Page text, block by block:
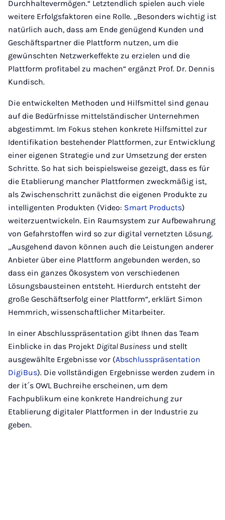
Durchhaltevermögen.“ Letztendlich spielen auch viele
weitere Erfolgsfaktoren eine Rolle. „Besonders wichtig ist
natürlich auch, dass am Ende genügend Kunden und
Geschäftspartner die Plattform nutzen, um die
gewünschten Netzwerkeffekte zu erzielen und die
Plattform profitabel zu machen“ ergänzt Prof. Dr. Dennis
Kundisch.
Die entwickelten Methoden und Hilfsmittel sind genau
auf die Bedürfnisse mittelständischer Unternehmen
abgestimmt. Im Fokus stehen konkrete Hilfsmittel zur
Identifikation bestehender Plattformen, zur Entwicklung
einer eigenen Strategie und zur Umsetzung der ersten
Schritte. So hat sich beispielsweise gezeigt, dass es für
die Etablierung mancher Plattformen zweckmäßig ist,
als Zwischenschritt zunächst die eigenen Produkte zu
intelligenten Produkten (Video: Smart Products)
weiterzuentwickeln. Ein Raumsystem zur Aufbewahrung
von Gefahrstoffen wird so zur digital vernetzten Lösung.
„Ausgehend davon können auch die Leistungen anderer
Anbieter über eine Plattform angebunden werden, so
dass ein ganzes Ökosystem von verschiedenen
Lösungsbausteinen entsteht. Hierdurch entsteht der
große Geschäftserfolg einer Plattform“, erklärt Simon
Hemmrich, wissenschaftlicher Mitarbeiter.
In einer Abschlusspräsentation gibt Ihnen das Team
Einblicke in das Projekt Digital Business und stellt
ausgewählte Ergebnisse vor (Abschlusspräsentation
DigiBus). Die vollständigen Ergebnisse werden zudem in
der it´s OWL Buchreihe erscheinen, um dem
Fachpublikum eine konkrete Handreichung zur
Etablierung digitaler Plattformen in der Industrie zu
geben.